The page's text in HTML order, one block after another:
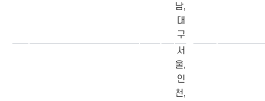
남,
대
구
서
울,
인
천,